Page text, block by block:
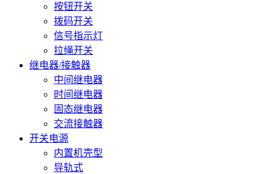
按钮开关
拨码开关
信号指示灯
拉绳开关
继电器/接触器
中间继电器
时间继电器
固态继电器
交流接触器
开关电源
内置机壳型
导轨式